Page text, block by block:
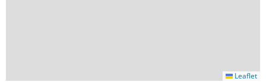
Leaflet